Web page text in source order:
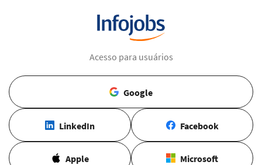
Acesso para usuários
Google
LinkedIn Facebook
Apple Microsoft